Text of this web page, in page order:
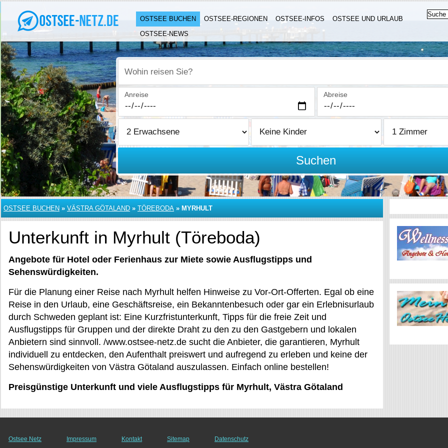
OSTSEE BUCHEN OSTSEE-REGIONEN OSTSEE-INFOS
OSTSEE UND URLAUB
OSTSEE-NEWS
Wohin reisen Sie?
Anreise Abreise
Suchen
OSTSEE BUCHEN » VÄSTRA GÖTALAND » TÖREBODA » MYRHULT
Unterkunft in Myrhult (Töreboda)
Angebote für Hotel oder Ferienhaus zur Miete sowie Ausflugstipps und
Sehenswürdigkeiten.
Für die Planung einer Reise nach Myrhult helfen Hinweise zu Vor-Ort-Offerten. Egal ob eine
Reise in den Urlaub, eine Geschäftsreise, ein Bekanntenbesuch oder gar ein Erlebnisurlaub
durch Schweden geplant ist: Eine Kurzfristunterkunft, Tipps für die freie Zeit und
Ausflugstipps für Gruppen und der direkte Draht zu den zu den Gastgebern und lokalen
Anbietern sind sinnvoll. /www.ostsee-netz.de sucht die Anbieter, die garantieren, Myrhult
individuell zu entdecken, den Aufenthalt preiswert und aufregend zu erleben und keine der
Sehenswürdigkeiten von Västra Götaland auszulassen. Einfach online bestellen!
Preisgünstige Unterkunft und viele Ausflugstipps für Myrhult, Västra Götaland
Ostsee Netz Impressum Kontakt Sitemap Datenschutz